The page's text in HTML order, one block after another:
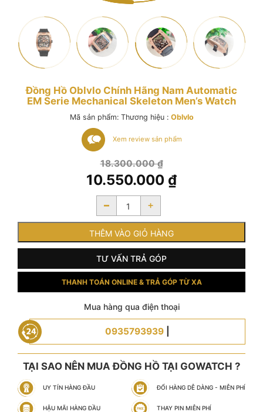
Đồng Hồ Oblvlo Chính Hãng Nam Automatic
EM Serie Mechanical Skeleton Men’s Watch
Mã sản phẩm: Thương hiệu : Oblvlo
Xem review sản phẩm
18.300.000₫Giá
gốc
là:
10.550.000 ₫
Giá
tại
là:
10.550.000 ₫.
- +
THÊM VÀO GIỎ HÀNG
TƯ VẤN TRẢ GÓP
THANH TOÁN ONLINE & TRẢ GÓP TỪ XA
Mua hàng qua điện thoại
0935793939
TẠI SAO NÊN MUA ĐỒNG HỒ TẠI GOWATCH ?
UY TÍN HÀNG ĐẦU ĐỔI HÀNG DỄ DÀNG - MIỄN PHÍ
HẬU MÃI HÀNG ĐẦU THAY PIN MIỄN PHÍ